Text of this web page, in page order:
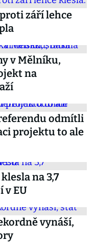
září lehce
v Mělníku,
na
odmítli
projektu to ale
na 3,7
v EU
vynáší,